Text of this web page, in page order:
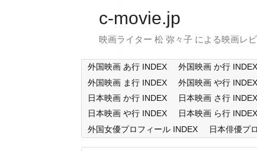
c-movie.jp
映画ライター 松 弥々子 による映画レ
外国映画 あ行 INDEX 外国映画 か行 INDEX
外国映画 ま行 INDEX
外国映画 や行 INDEX
日本映画 か行 INDEX
日本映画 さ行 INDEX
日本映画 や行 INDEX
日本映画 ら行 INDEX
外国女優プロフィール INDEX
日本俳優プ